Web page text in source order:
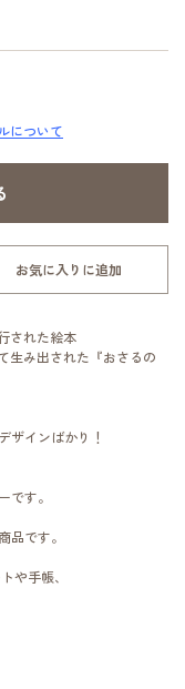
について
お気に入りに追加
された絵本
生み出された『おさるの
ザインばかり！
です。
品です。
や手帳、